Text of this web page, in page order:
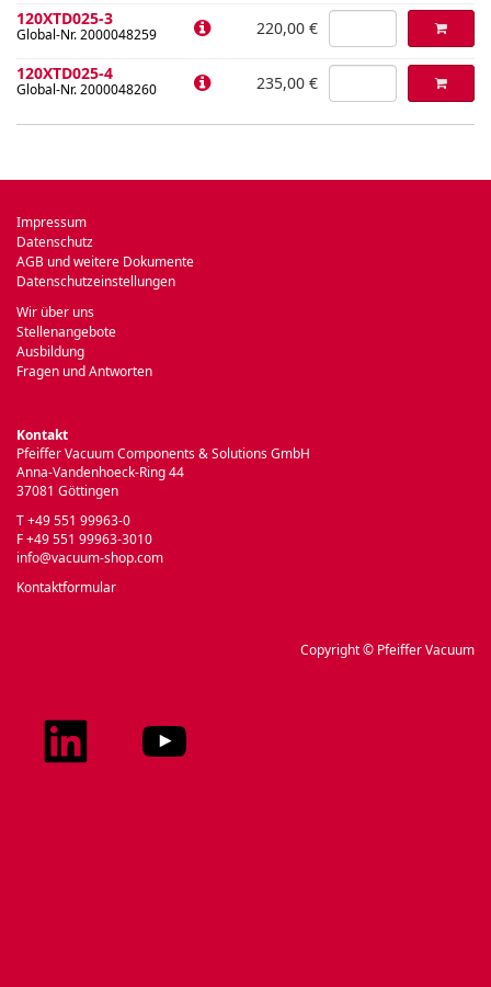
120XTD025-3
Global-Nr. 2000048259 220,00 €
120XTD025-4
Global-Nr. 2000048260 235,00 €
Impressum
Datenschutz
AGB und weitere Dokumente
Datenschutzeinstellungen
Wir über uns
Stellenangebote
Ausbildung
Fragen und Antworten
Kontakt
Pfeiffer Vacuum Components & Solutions GmbH
Anna-Vandenhoeck-Ring 44
37081 Göttingen
T +49 551 99963-0
F +49 551 99963-3010
info@vacuum-shop.com
Kontaktformular
Copyright © Pfeiffer Vacuum